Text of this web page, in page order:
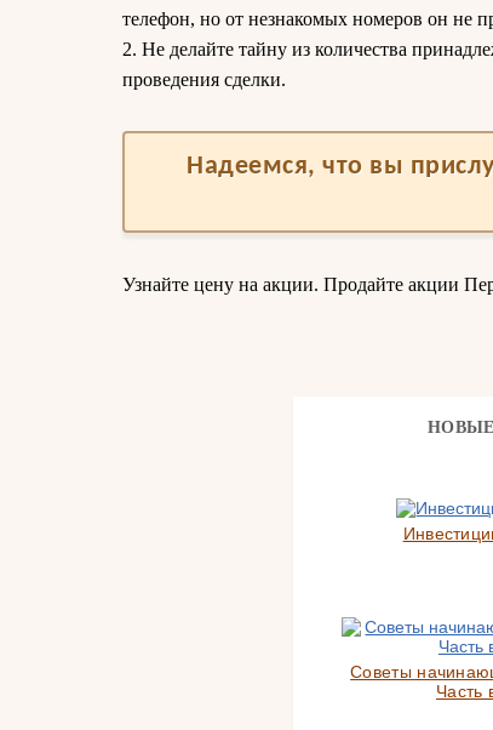
телефон, но от незнакомых номеров он не
2. Не делайте тайну из количества
проведения сделки.
Надеемся, что вы
Узнайте цену на акции. Продайте акции
Советы
Часть